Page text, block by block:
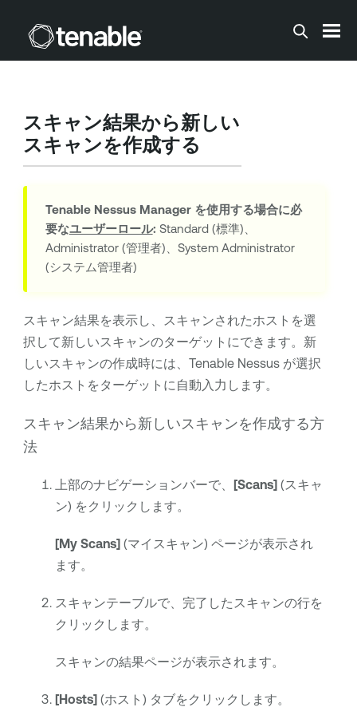
メインコンテンツに移動する
スキャン結果から新しい
スキャンを作成する
Tenable Nessus Managerを使用する場合に必
要なユーザーロール: Standard (標準)、
Administrator (管理者)、System Administrator
(システム管理者)
スキャン結果を表示し、スキャンされたホストを選
択して新しいスキャンのターゲットにできます。新
しいスキャンの作成時には、 Tenable Nessusが選択
したホストをターゲットに自動入力します。
スキャン結果から新しいスキャンを作成する方
法
上部のナビゲーションバーで、 [Scans] (スキャ
ン) をクリックします。
[My Scans] (マイスキャン) ページが表示され
ます。
スキャンテーブルで、完了したスキャンの行を
クリックします。
スキャンの結果ページが表示されます。
[Hosts] (ホスト) タブをクリックします。